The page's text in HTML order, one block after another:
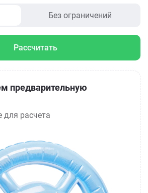
Без ограничений
Рассчитать
предварительную
для расчета